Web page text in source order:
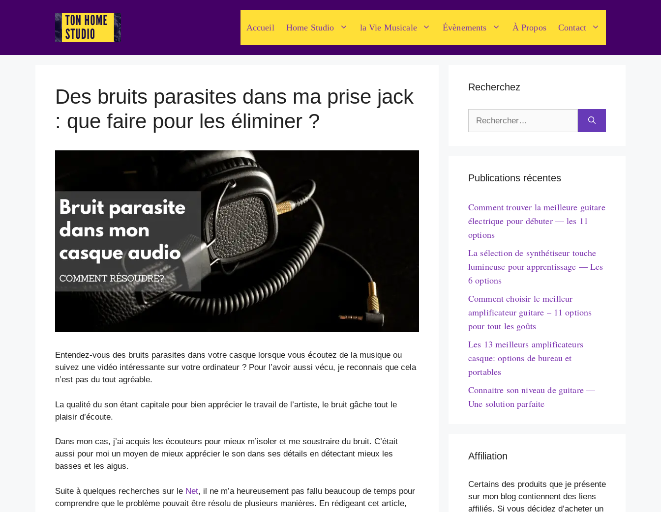
Accueil Home Studio la Vie Musicale Évènements À Propos Contact
Des bruits parasites dans ma prise jack
: que faire pour les éliminer ?
Entendez-vous des bruits parasites dans votre casque lorsque vous écoutez de la musique ou
suivez une vidéo intéressante sur votre ordinateur ? Pour l’avoir aussi vécu, je reconnais que cela
n’est pas du tout agréable.
La qualité du son étant capitale pour bien apprécier le travail de l’artiste, le bruit gâche tout le
plaisir d’écoute.
Dans mon cas, j’ai acquis les écouteurs pour mieux m’isoler et me soustraire du bruit. C’était
aussi pour moi un moyen de mieux apprécier le son dans ses détails en détectant mieux les
basses et les aigus.
Suite à quelques recherches sur le Net, il ne m’a heureusement pas fallu beaucoup de temps pour
comprendre que le problème pouvait être résolu de plusieurs manières. En rédigeant cet article,
Recherchez
Publications récentes
Comment trouver la meilleure guitare
électrique pour débuter — les 11
options
La sélection de synthétiseur touche
lumineuse pour apprentissage — Les
6 options
Comment choisir le meilleur
amplificateur guitare – 11 options
pour tout les goûts
Les 13 meilleurs amplificateurs
casque: options de bureau et
portables
Connaitre son niveau de guitare —
Une solution parfaite
Affiliation
Certains des produits que je présente
sur mon blog contiennent des liens
affiliés. Si vous décidez d’acheter un